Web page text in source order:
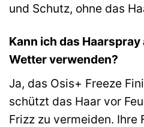
und Schutz, ohne das
Kann ich das
Wetter verwenden?
Ja, das Osis+ Freeze
schützt das Haar vor
Frizz zu vermeiden. Ihre